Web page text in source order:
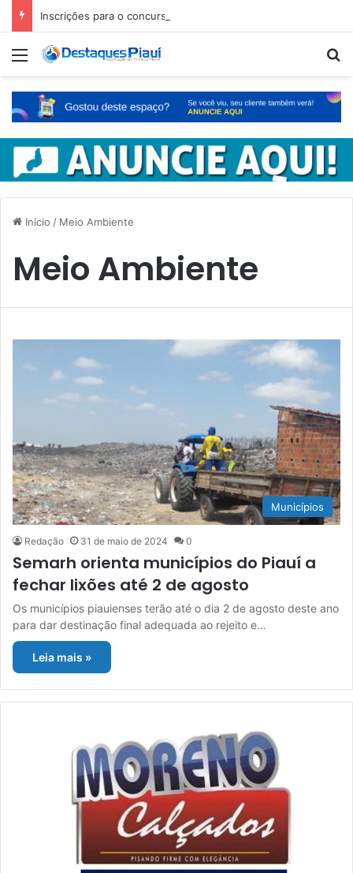
Menu
Início / Meio Ambiente
Meio Ambiente
Municípios
Redação 31 de maio de 2024 0
Semarh orienta municípios do Piauí a
fechar lixões até 2 de agosto
Os municípios piauienses terão até o dia 2 de agosto deste ano
para dar destinação final adequada ao rejeito e…
Leia mais »